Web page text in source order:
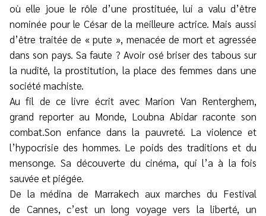
où elle joue le rôle d’une prostituée, lui a valu d’être
nominée pour le César de la meilleure actrice. Mais aussi
d’être traitée de « pute », menacée de mort et agressée
dans son pays. Sa faute ? Avoir osé briser des tabous sur
la nudité, la prostitution, la place des femmes dans une
société machiste.
Au fil de ce livre écrit avec Marion Van Renterghem,
grand reporter au Monde, Loubna Abidar raconte son
combat.Son enfance dans la pauvreté. La violence et
l’hypocrisie des hommes. Le poids des traditions et du
mensonge. Sa découverte du cinéma, qui l’a à la fois
sauvée et piégée.
De la médina de Marrakech aux marches du Festival
de Cannes, c’est un long voyage vers la liberté, un